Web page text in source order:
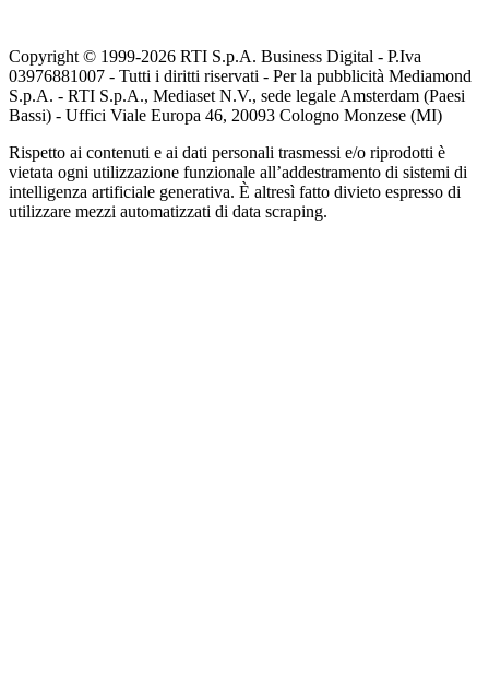
Copyright © 1999-2026 RTI S.p.A. Business Digital - P.Iva
03976881007 - Tutti i diritti riservati - Per la pubblicità Mediamond
S.p.A. - RTI S.p.A., Mediaset N.V., sede legale Amsterdam (Paesi
Bassi) - Uffici Viale Europa 46, 20093 Cologno Monzese (MI)
Rispetto ai contenuti e ai dati personali trasmessi e/o riprodotti è
vietata ogni utilizzazione funzionale all’addestramento di sistemi di
intelligenza artificiale generativa. È altresì fatto divieto espresso di
utilizzare mezzi automatizzati di data scraping.